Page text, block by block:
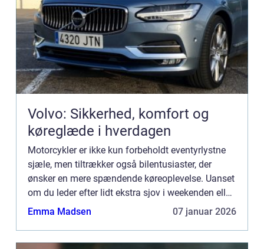
Volvo: Sikkerhed, komfort og
køreglæde i hverdagen
Motorcykler er ikke kun forbeholdt eventyrlystne
sjæle, men tiltrækker også bilentusiaster, der
ønsker en mere spændende køreoplevelse. Uanset
om du leder efter lidt ekstra sjov i weekenden eller
planlægger...
Emma Madsen 07 januar 2026